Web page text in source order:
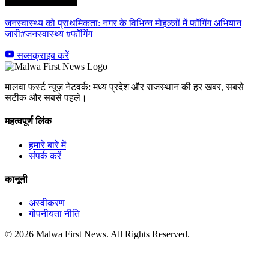
जनस्वास्थ्य को प्राथमिकता: नगर के विभिन्न मोहल्लों में फॉगिंग अभियान
जारी#जनस्वास्थ्य #फॉगिंग
सब्सक्राइब करें
मालवा फर्स्ट न्यूज़ नेटवर्क: मध्य प्रदेश और राजस्थान की हर खबर, सबसे
सटीक और सबसे पहले।
महत्वपूर्ण लिंक
हमारे बारे में
संपर्क करें
कानूनी
अस्वीकरण
गोपनीयता नीति
© 2026 Malwa First News. All Rights Reserved.